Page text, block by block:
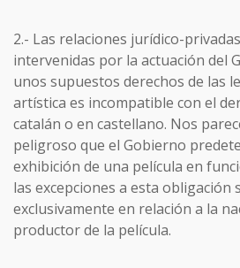
2.- Las relaciones jurídico-
intervenidas por la actuación del
unos supuestos derechos de las
artística es incompatible con el
catalán o en castellano. Nos
peligroso que el Gobierno
exhibición de una película en
las excepciones a esta obligación
exclusivamente en relación a la
productor de la película.